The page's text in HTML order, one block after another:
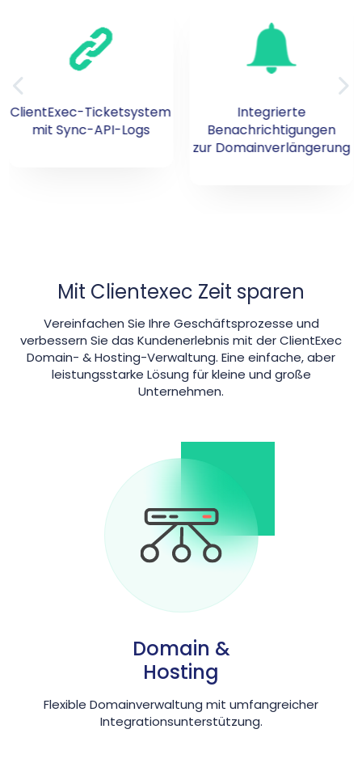
Integrierte
Benachrichtigungen
Unterstützung für 800+
ccTLDs und gTLDs
Mit Clientexec Zeit sparen
Vereinfachen Sie Ihre Geschäftsprozesse und
verbessern Sie das Kundenerlebnis mit der ClientExec
Domain- & Hosting-Verwaltung. Eine einfache, aber
leistungsstarke Lösung für kleine und große
Unternehmen.
Domain &
Hosting
Flexible Domainverwaltung mit umfangreicher
Integrationsunterstützung.